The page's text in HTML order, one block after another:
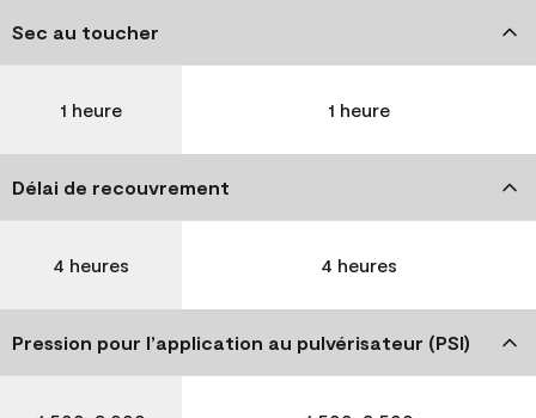
Sec au toucher
1 heure 1 heure
Délai de recouvrement
4 heures 4 heures
Pression pour l’application au pulvérisateur (PSI)